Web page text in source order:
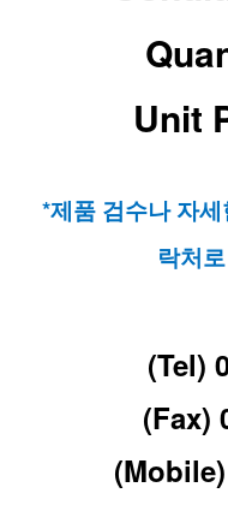
Unit
*제품 검수나 자
락처
(Tel)
(Fax)